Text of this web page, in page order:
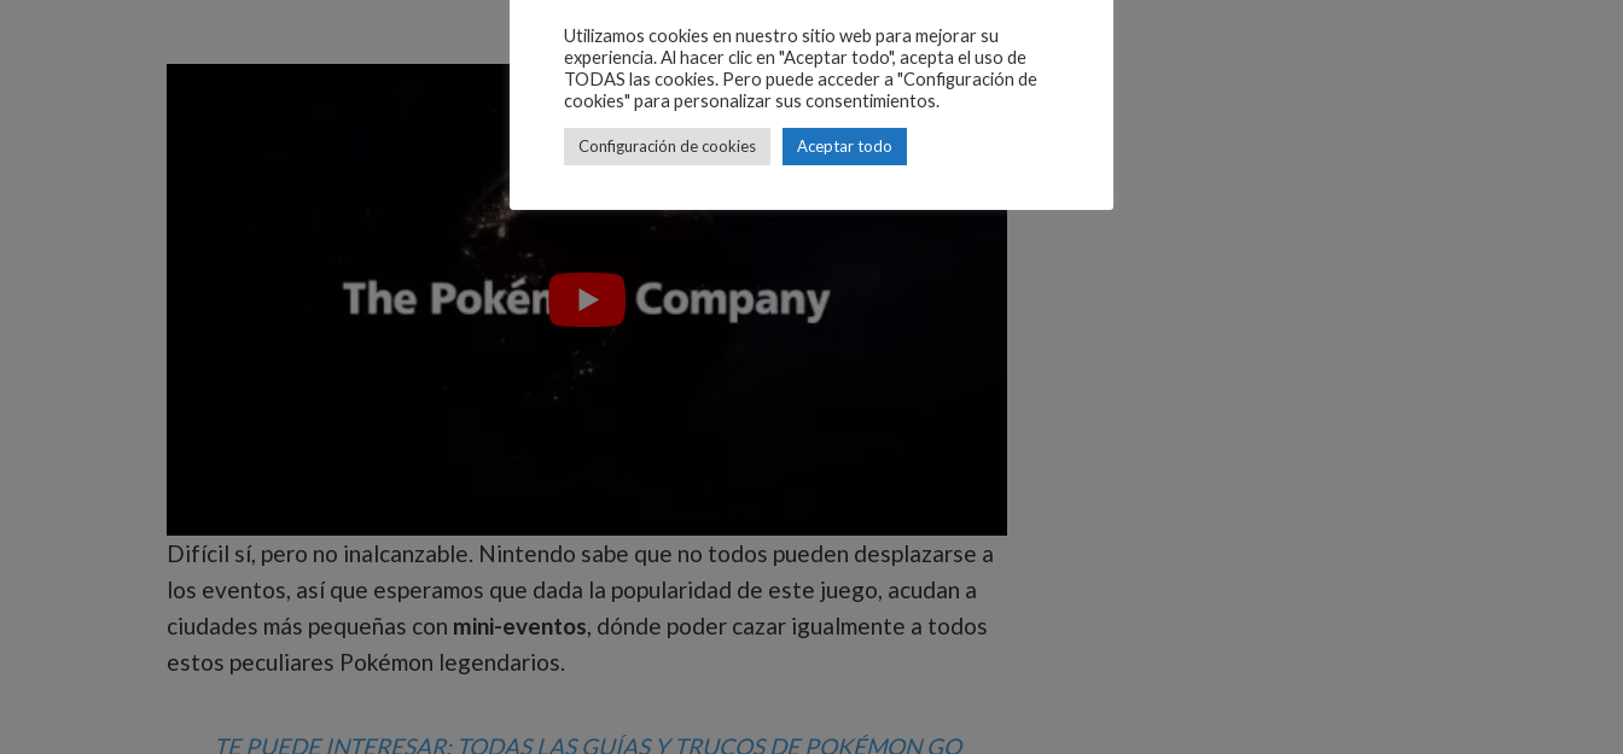
Difícil sí, pero no inalcanzable. Nintendo sabe que no todos pueden desplazarse a
los eventos, así que esperamos que dada la popularidad de este juego, acudan a
ciudades más pequeñas con mini-eventos, dónde poder cazar igualmente a todos
estos peculiares Pokémon legendarios.
TE PUEDE INTERESAR: TODAS LAS GUÍAS Y TRUCOS DE POKÉMON GO
Utilizamos cookies en nuestro sitio web para mejorar su
experiencia. Al hacer clic en "Aceptar todo", acepta el uso de
TODAS las cookies. Pero puede acceder a "Configuración de
cookies" para personalizar sus consentimientos.
Configuración de cookies Aceptar todo